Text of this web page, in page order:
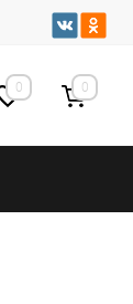
0 0